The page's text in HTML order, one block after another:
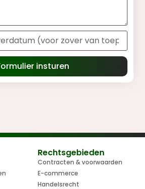
insturen
Rechtsgebieden
Contracten & voorwaarden
E-commerce
Handelsrecht